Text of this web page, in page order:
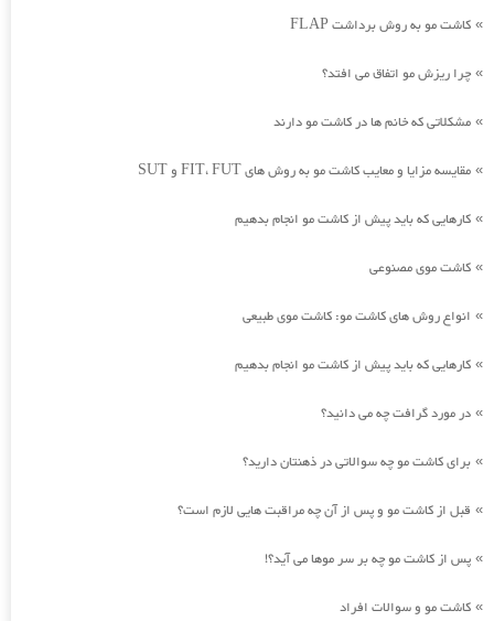
» کاشت مو به روش برداشت FLAP
» چرا ریزش مو اتفاق می افتد؟
» مشکلاتی که خانم ها در کاشت مو دارند
» مقایسه مزایا و معایب کاشت مو به روش های FIT، FUT و SUT
» کارهایی که باید پیش از کاشت مو انجام بدهیم
» کاشت موی مصنوعی
» انواع روش های کاشت مو: کاشت موی طبیعی
» کارهایی که باید پیش از کاشت مو انجام بدهیم
» در مورد گرافت چه می دانید؟
» برای کاشت مو چه سوالاتی در ذهنتان دارید؟
» قبل از کاشت مو و پس از آن چه مراقبت هایی لازم است؟
» پس از کاشت مو چه بر سر موها می آید؟!
» کاشت مو و سوالات افراد